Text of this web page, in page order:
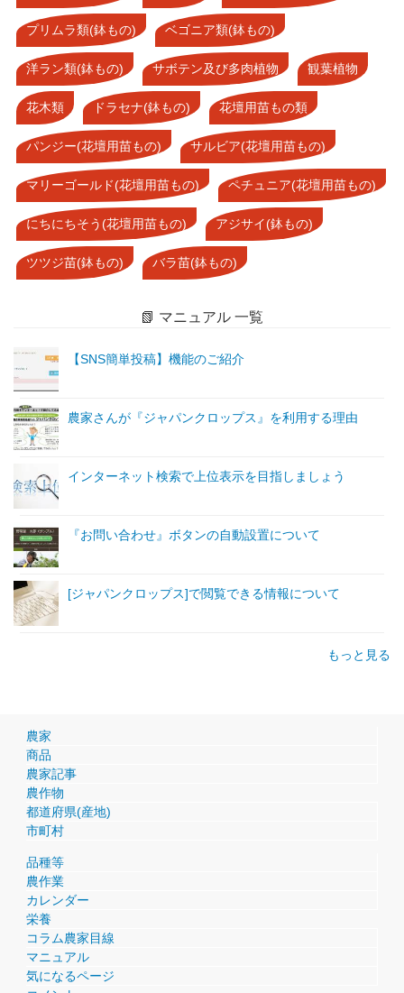
プリムラ類(鉢もの) ベゴニア類(鉢もの)
洋ラン類(鉢もの) サボテン及び多肉植物 観葉植物
花木類 ドラセナ(鉢もの) 花壇用苗もの類
パンジー(花壇用苗もの) サルビア(花壇用苗もの)
マリーゴールド(花壇用苗もの) ペチュニア(花壇用苗もの)
にちにちそう(花壇用苗もの) アジサイ(鉢もの)
ツツジ苗(鉢もの) バラ苗(鉢もの)
📗 マニュアル 一覧
【SNS簡単投稿】機能のご紹介
農家さんが『ジャパンクロップス』を利用する理由
インターネット検索で上位表示を目指しましょう
『お問い合わせ』ボタンの自動設置について
[ジャパンクロップス]で閲覧できる情報について
もっと見る
農家
商品
農家記事
農作物
都道府県(産地)
市町村
品種等
農作業
カレンダー
栄養
コラム農家目線
マニュアル
気になるページ